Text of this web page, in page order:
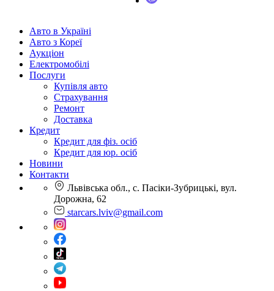
Авто в Україні
Авто з Кореї
Аукціон
Електромобілі
Послуги
Купівля авто
Страхування
Ремонт
Доставка
Кредит
Кредит для фіз. осіб
Кредит для юр. осіб
Новини
Контакти
Львівська обл., с. Пасіки-Зубрицькі, вул.
Дорожна, 62
starcars.lviv@gmail.com